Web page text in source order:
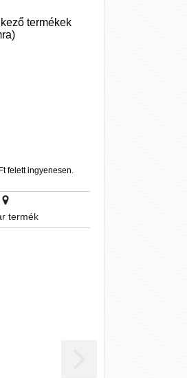
termékek
felett ingyenesen.
termék